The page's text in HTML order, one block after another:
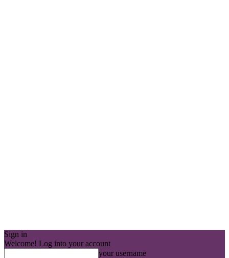
Sign in
Welcome! Log into your account
your username